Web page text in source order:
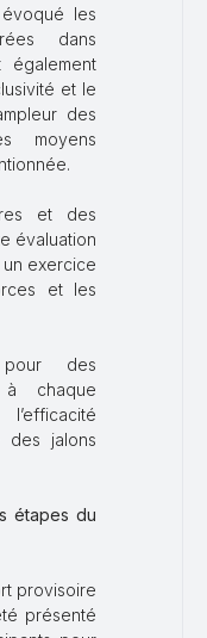
les
dans
également
et le
des
moyens
et des
évaluation
exercice
et les
des
à chaque
des jalons
étapes du
provisoire
présenté